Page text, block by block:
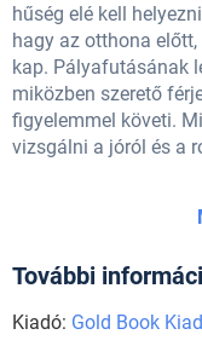
hűség elé kell
hagy az otthona
kap. Pályafutásának
miközben szerető
figyelemmel követi.
vizsgálni a jóról és a
További
Kiadó: Gold Book